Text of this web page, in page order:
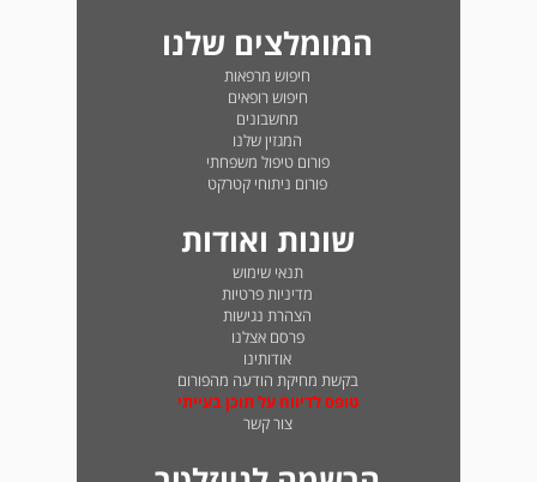
המומלצים שלנו
חיפוש מרפאות
חיפוש רופאים
מחשבונים
המגזין שלנו
פורום טיפול משפחתי
פורום ניתוחי קטרקט
שונות ואודות
תנאי שימוש
מדיניות פרטיות
הצהרת נגישות
פרסם אצלנו
אודותינו
בקשת מחיקת הודעה מהפורום
טופס לדיווח על תוכן בעייתי
צור קשר